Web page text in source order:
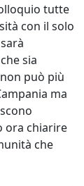
tutte
con il solo
sia
può più
ma
ora chiarire
che